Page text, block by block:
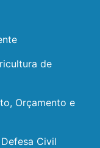
de
Orçamento e
Civil